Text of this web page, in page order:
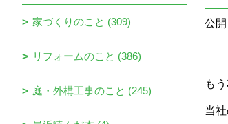
公
も
当
家づくりのこと (309)
リフォームのこと (386)
庭・外構工事のこと (245)